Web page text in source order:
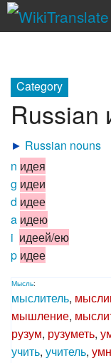
Category
Russian
► Russian nouns
n идея
g идеи
d идее
a идею
i идеей/ею
p идее
Мысль:
мыслитель,
мышление,
рузум, рузуметь,
учить, учитель,